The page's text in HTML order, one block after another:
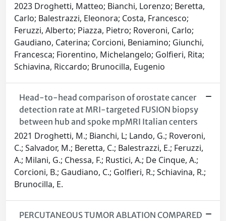
2023 Droghetti, Matteo; Bianchi, Lorenzo; Beretta,
Carlo; Balestrazzi, Eleonora; Costa, Francesco;
Feruzzi, Alberto; Piazza, Pietro; Roveroni, Carlo;
Gaudiano, Caterina; Corcioni, Beniamino; Giunchi,
Francesca; Fiorentino, Michelangelo; Golfieri, Rita;
Schiavina, Riccardo; Brunocilla, Eugenio
Head-to-head comparison of orostate cancer
detection rate at MRI-targeted FUSION biopsy
between hub and spoke mpMRI Italian centers
2021 Droghetti, M.; Bianchi, L; Lando, G.; Roveroni,
C.; Salvador, M.; Beretta, C.; Balestrazzi, E.; Feruzzi,
A.; Milani, G.; Chessa, F.; Rustici, A.; De Cinque, A.;
Corcioni, B.; Gaudiano, C.; Golfieri, R.; Schiavina, R.;
Brunocilla, E.
PERCUTANEOUS TUMOR ABLATION COMPARED